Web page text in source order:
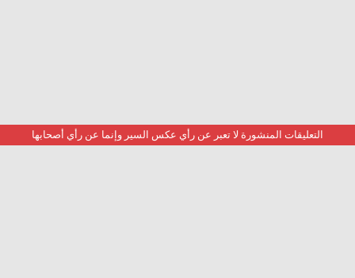
التعليقات المنشورة لا تعبر عن رأي عكس السير وإنما عن رأي أصحابها